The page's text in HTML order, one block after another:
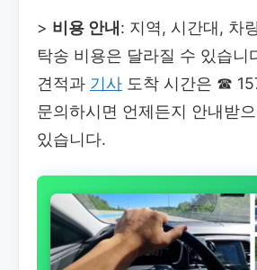
> 비용 안내 : 지역, 시간대, 차
탁송 비용은 달라질 수 있습니
견적과 기사 도착 시간은 ☎
문의하시면 언제든지 안내받
있습니다.